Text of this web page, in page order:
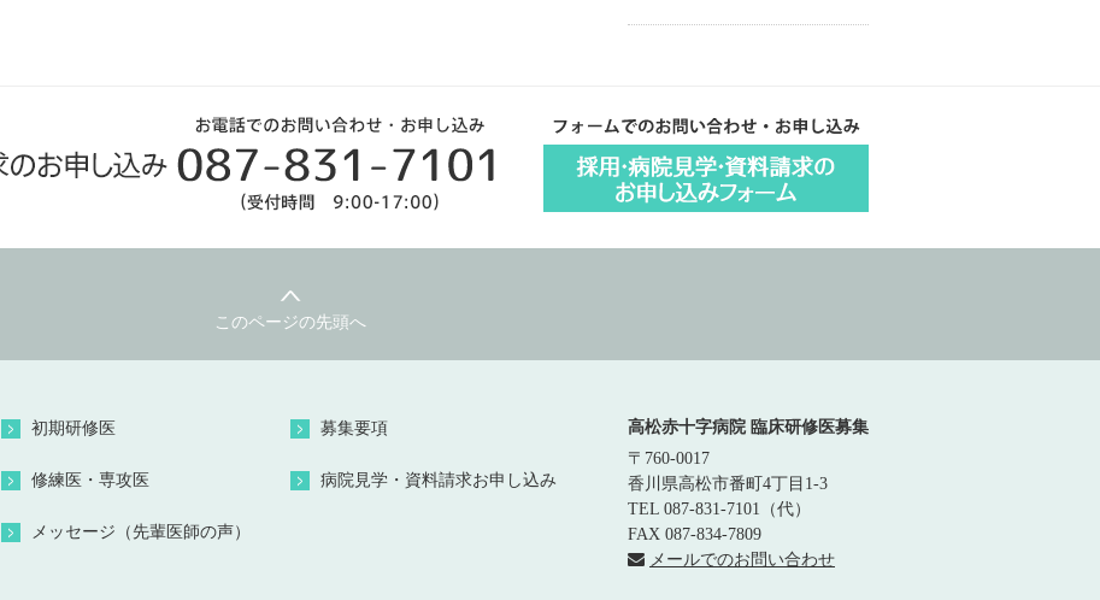
このページの先頭へ
初期研修医
修練医・専攻医
メッセージ（先輩医師の声）
募集要項
病院見学・資料請求お申し込み
高松赤十字病院 臨床研修医募集
〒760-0017
香川県高松市番町4丁目1-3
TEL 087-831-7101（代）
FAX 087-834-7809
メールでのお問い合わせ